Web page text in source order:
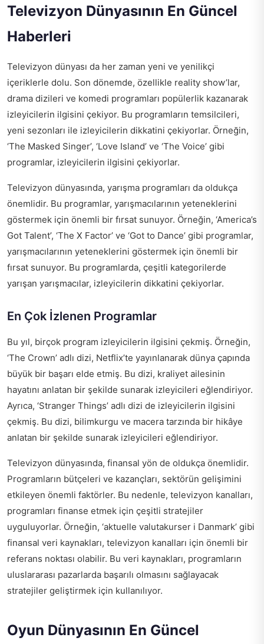
Televizyon Dünyasının En Güncel
Haberleri
Televizyon dünyası da her zaman yeni ve yenilikçi
içeriklerle dolu. Son dönemde, özellikle reality show’lar,
drama dizileri ve komedi programları popülerlik kazanarak
izleyicilerin ilgisini çekiyor. Bu programların temsilcileri,
yeni sezonları ile izleyicilerin dikkatini çekiyorlar. Örneğin,
‘The Masked Singer’, ‘Love Island’ ve ‘The Voice’ gibi
programlar, izleyicilerin ilgisini çekiyorlar.
Televizyon dünyasında, yarışma programları da oldukça
önemlidir. Bu programlar, yarışmacılarının yeteneklerini
göstermek için önemli bir fırsat sunuyor. Örneğin, ‘America’s
Got Talent’, ‘The X Factor’ ve ‘Got to Dance’ gibi programlar,
yarışmacılarının yeteneklerini göstermek için önemli bir
fırsat sunuyor. Bu programlarda, çeşitli kategorilerde
yarışan yarışmacılar, izleyicilerin dikkatini çekiyorlar.
En Çok İzlenen Programlar
Bu yıl, birçok program izleyicilerin ilgisini çekmiş. Örneğin,
‘The Crown’ adlı dizi, Netflix’te yayınlanarak dünya çapında
büyük bir başarı elde etmiş. Bu dizi, kraliyet ailesinin
hayatını anlatan bir şekilde sunarak izleyicileri eğlendiriyor.
Ayrıca, ‘Stranger Things’ adlı dizi de izleyicilerin ilgisini
çekmiş. Bu dizi, bilimkurgu ve macera tarzında bir hikâye
anlatan bir şekilde sunarak izleyicileri eğlendiriyor.
Televizyon dünyasında, finansal yön de oldukça önemlidir.
Programların bütçeleri ve kazançları, sektörün gelişimini
etkileyen önemli faktörler. Bu nedenle, televizyon kanalları,
programları finanse etmek için çeşitli stratejiler
uyguluyorlar. Örneğin, ‘aktuelle valutakurser i Danmark’ gibi
finansal veri kaynakları, televizyon kanalları için önemli bir
referans noktası olabilir. Bu veri kaynakları, programların
uluslararası pazarlarda başarılı olmasını sağlayacak
stratejiler geliştirmek için kullanılıyor.
Oyun Dünyasının En Güncel